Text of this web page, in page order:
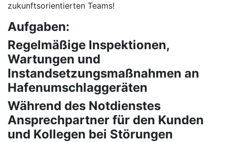
zukunftsorientierten Teams!
Aufgaben:
Regelmäßige Inspektionen,
Wartungen und
Instandsetzungsmaßnahmen an
Hafenumschlaggeräten
Während des Notdienstes
Ansprechpartner für den Kunden
und Kollegen bei Störungen